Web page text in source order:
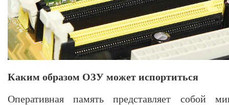
Каким образом ОЗУ может испортиться
Оперативная память представляет собой